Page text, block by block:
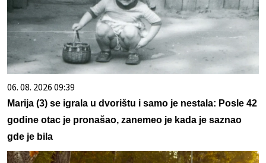
06. 08. 2026 09:39
Marija (3) se igrala u dvorištu i samo je nestala: Posle 42
godine otac je pronašao, zanemeo je kada je saznao
gde je bila